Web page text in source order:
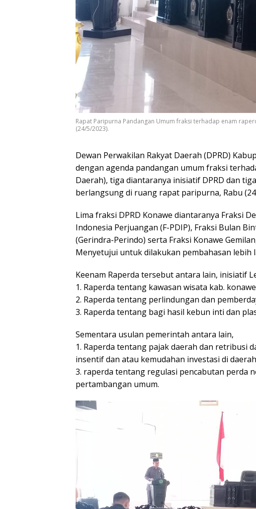
Rapat Paripurna Pandangan Umum fraksi terhadap enam
(24/5/2023).
Dewan Perwakilan Rakyat Daerah (DPRD)
dengan agenda pandangan umum fraksi
Daerah), tiga diantaranya inisiatif DPRD dan
berlangsung di ruang rapat paripurna, Rabu
Lima fraksi DPRD Konawe diantaranya Fraksi
Indonesia Perjuangan (F-PDIP), Fraksi Bulan
(Gerindra-Perindo) serta Fraksi Konawe
Menyetujui untuk dilakukan pembahasan lebih
Keenam Raperda tersebut antara lain, inisiatif
1. Raperda tentang kawasan wisata kab. konawe
2. Raperda tentang perlindungan dan
3. Raperda tentang bagi hasil kebun inti dan
Sementara usulan pemerintah antara lain,
1. Raperda tentang pajak daerah dan retribusi
insentif dan atau kemudahan investasi di
3. raperda tentang regulasi pencabutan perda
pertambangan umum.